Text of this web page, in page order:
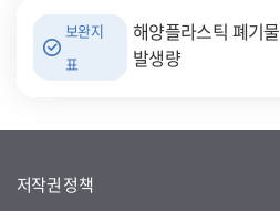
보완지
표
해양플라스틱 폐기물
발생량
저작권 정책